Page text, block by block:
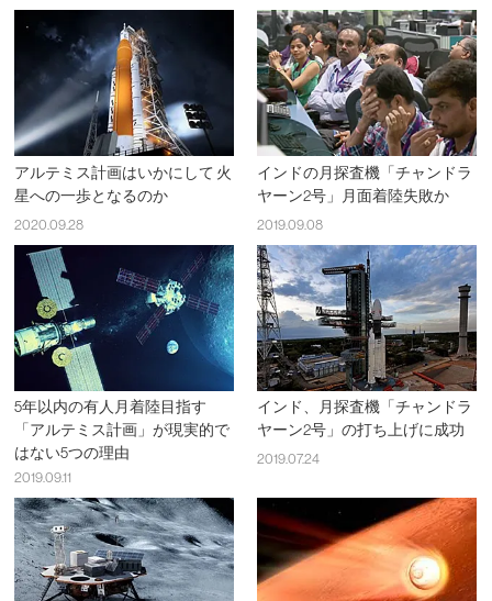
アルテミス計画はいかにして 火
星への一歩となるのか
2020.09.28
インドの月探査機「チャンドラ
ヤーン2号」月面着陸失敗か
2019.09.08
5年以内の有人月着陸目指す
「アルテミス計画」が現実的で
はない5つの理由
2019.09.11
インド、月探査機「チャンドラ
ヤーン2号」の打ち上げに成功
2019.07.24